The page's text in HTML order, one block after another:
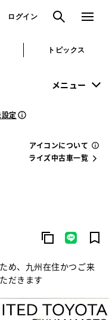
ログイン 検索 メニュ
トピックス
メニュー
定
アイコンについて
ライズ中古車一覧
め、九州在住かつご来
だきます